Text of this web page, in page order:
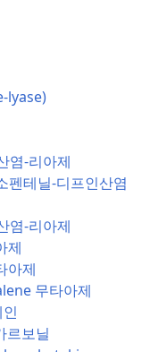
lyase)
염-리아제
펜테닐-디프인산염
염-리아제
제
아제
무타아제
르보닐